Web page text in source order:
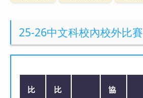
25-26中文科校內校外比賽
比
比
協